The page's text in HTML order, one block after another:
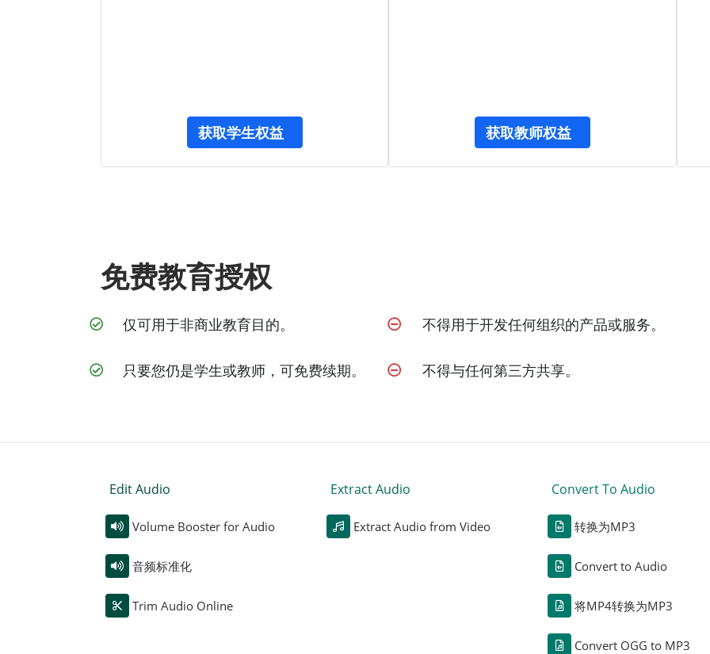
获取学生权益 获取教师权益
免费教育授权
仅可用于非商业教育目的。
只要您仍是学生或教师，可免费续期。
不得用于开发任何组织的产品或服务。
不得与任何第三方共享。
Edit Audio
Volume Booster for Audio
音频标准化
Trim Audio Online
Extract Audio
Extract Audio from Video
Convert To Audio
转换为MP3
Convert to Audio
将MP4转换为MP3
Convert OGG to MP3